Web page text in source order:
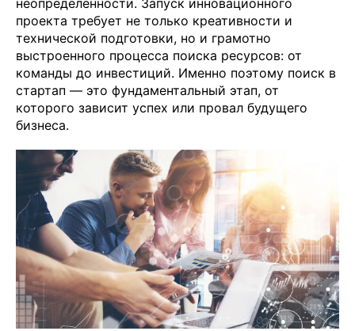
проекта требует не только креативности и
технической подготовки, но и грамотно
выстроенного процесса поиска ресурсов: от
команды до инвестиций. Именно поэтому поиск в
стартап — это фундаментальный этап, от
которого зависит успех или провал будущего
бизнеса.